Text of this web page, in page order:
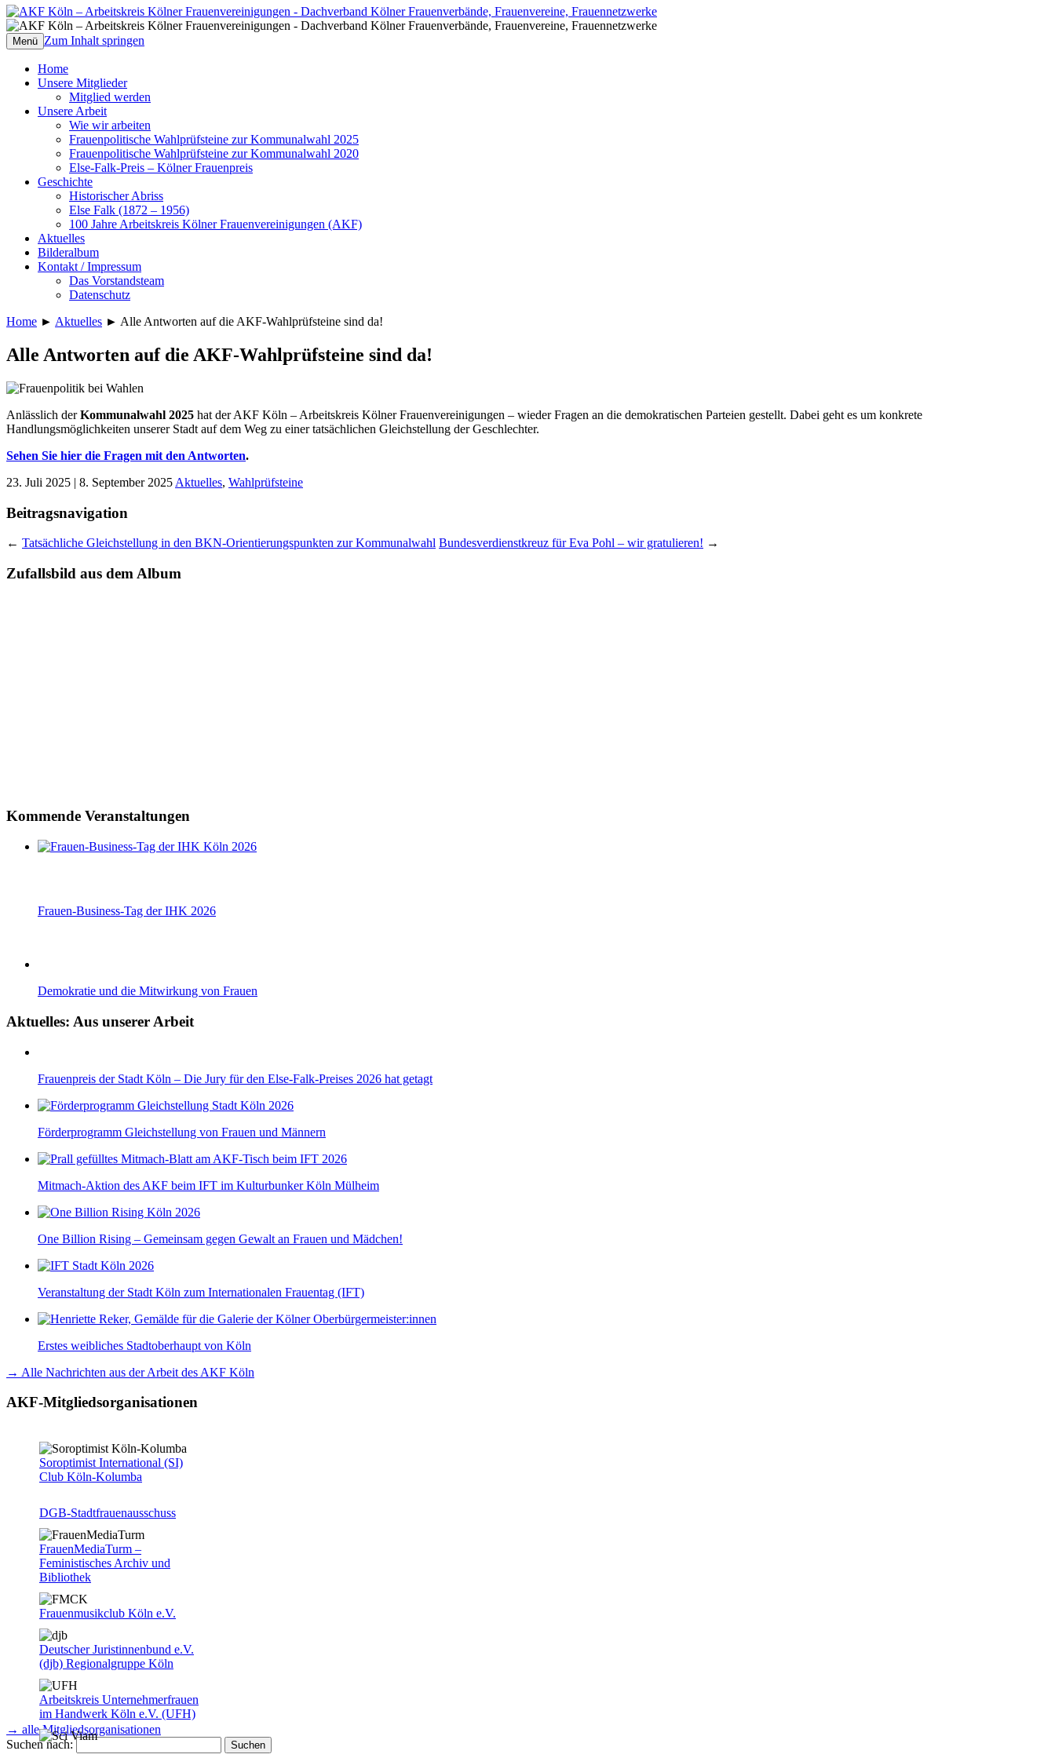
AKF Köln – Arbeitskreis Kölner Frauenvereinigungen
Dachverband Kölner Frauenverbände, Frauenvereine, Frauennetzwerke
Menü Zum Inhalt springen
Home
Unsere Mitglieder
Mitglied werden
Unsere Arbeit
Wie wir arbeiten
Frauenpolitische Wahlprüfsteine zur Kommunalwahl 2025
Frauenpolitische Wahlprüfsteine zur Kommunalwahl 2020
Else-Falk-Preis – Kölner Frauenpreis
Geschichte
Historischer Abriss
Else Falk (1872 – 1956)
100 Jahre Arbeitskreis Kölner Frauenvereinigungen (AKF)
Aktuelles
Bilderalbum
Kontakt / Impressum
Das Vorstandsteam
Datenschutz
Home ► Aktuelles ► Alle Antworten auf die AKF-Wahlprüfsteine sind da!
Alle Antworten auf die AKF-Wahlprüfsteine sind da!
Anlässlich derKommunalwahl 2025 hat der AKF Köln – Arbeitskreis Kölner Frauenvereinigungen – wieder Fragen an die demokratischen Parteien gestellt. Dabei geht es um konkrete
Handlungsmöglichkeiten unserer Stadt auf dem Weg zu einer tatsächlichen Gleichstellung der Geschlechter.
Sehen Sie hier die Fragen mit den Antworten.
23. Juli 2025 | 8. September 2025 Aktuelles, Wahlprüfsteine
Beitragsnavigation
← Tatsächliche Gleichstellung in den BKN-Orientierungspunkten zur Kommunalwahl Bundesverdienstkreuz für Eva Pohl – wir gratulieren! →
Zufallsbild aus dem Album
Kommende Veranstaltungen
Frauen-Business-Tag der IHK 2026
Demokratie und die Mitwirkung von Frauen
Aktuelles: Aus unserer Arbeit
Frauenpreis der Stadt Köln – Die Jury für den Else-Falk-Preises 2026 hat getagt
Förderprogramm Gleichstellung von Frauen und Männern
Mitmach-Aktion des AKF beim IFT im Kulturbunker Köln Mülheim
One Billion Rising – Gemeinsam gegen Gewalt an Frauen und Mädchen!
Veranstaltung der Stadt Köln zum Internationalen Frauentag (IFT)
Erstes weibliches Stadtoberhaupt von Köln
→ Alle Nachrichten aus der Arbeit des AKF Köln
AKF-Mitgliedsorganisationen
Soroptimist International (SI)
Club Köln-Kolumba
DGB-Stadtfrauenausschuss
FrauenMediaTurm –
Feministisches Archiv und
Bibliothek
Frauenmusikclub Köln e.V.
Deutscher Juristinnenbund e.V.
(djb) Regionalgruppe Köln
Arbeitskreis Unternehmerfrauen
im Handwerk Köln e.V. (UFH)
Sci Viam | Loge der Deutschen
→ alle Mitgliedsorganisationen
Suchen nach: